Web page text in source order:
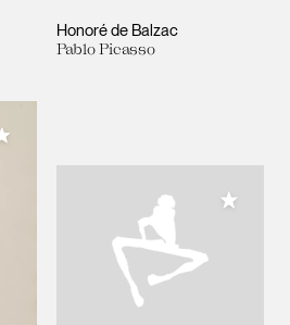
Honoré de Balzac
Pablo Picasso
Meiner Sammlung hinzufügen
Meiner